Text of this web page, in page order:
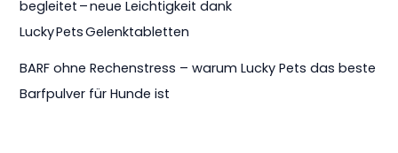
begleitet – neue Leichtigkeit dank
Lucky Pets Gelenktabletten
BARF ohne Rechenstress – warum Lucky Pets das beste
Barfpulver für Hunde ist